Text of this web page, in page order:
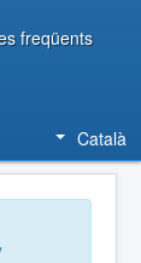
freqüents
Català